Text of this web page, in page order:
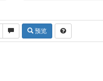
预览